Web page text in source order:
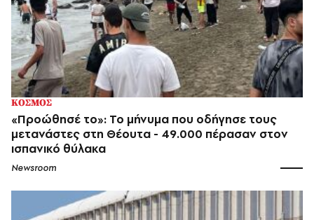
ΚΟΣΜΟΣ
«Προώθησέ το»: Το μήνυμα που οδήγησε τους
μετανάστες στη Θέουτα - 49.000 πέρασαν στον
ισπανικό θύλακα
Newsroom